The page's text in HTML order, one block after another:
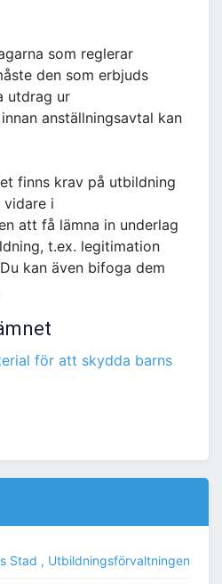
som reglerar
den som erbjuds
utdrag ur
anställningsavtal kan
finns krav på utbildning
vidare i
att få lämna in underlag
t.ex. legitimation
kan även bifoga dem
för att skydda barns
Stad , Utbildningsförvaltningen